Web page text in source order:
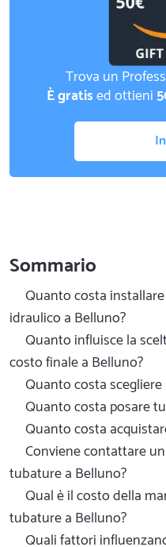
Trova un
È gratised ottieni
Sommario
Quanto costa
idraulico a Belluno?
Quanto influisce la
costo finale a Belluno?
Quanto costa
Quanto costa posare
Quanto costa
Conviene contattare
tubature a Belluno?
Qual è il costo della
tubature a Belluno?
Quali fattori